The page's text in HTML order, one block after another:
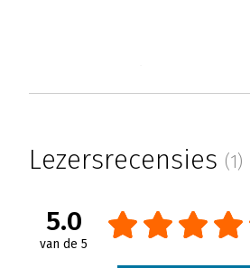
Fred Rutgers | 26 juni
collega
smaakt!
Lezersrecensies (1)
5.0
van de 5